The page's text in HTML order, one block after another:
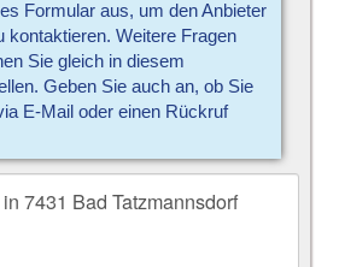
Formular aus, um den Anbieter
kontaktieren. Weitere Fragen
Sie gleich in diesem
Geben Sie auch an, ob Sie
E-Mail oder einen Rückruf